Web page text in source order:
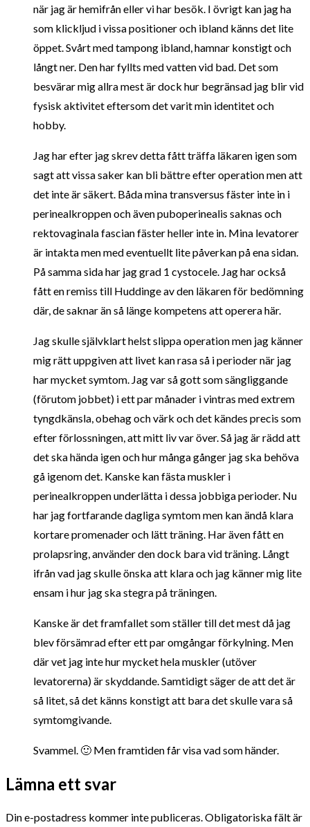
när jag är hemifrån eller vi har besök. I övrigt kan jag ha
som klickljud i vissa positioner och ibland känns det lite
öppet. Svårt med tampong ibland, hamnar konstigt och
långt ner. Den har fyllts med vatten vid bad. Det som
besvärar mig allra mest är dock hur begränsad jag blir vid
fysisk aktivitet eftersom det varit min identitet och
hobby.
Jag har efter jag skrev detta fått träffa läkaren igen som
sagt att vissa saker kan bli bättre efter operation men att
det inte är säkert. Båda mina transversus fäster inte in i
perinealkroppen och även puboperinealis saknas och
rektovaginala fascian fäster heller inte in. Mina levatorer
är intakta men med eventuellt lite påverkan på ena sidan.
På samma sida har jag grad 1 cystocele. Jag har också
fått en remiss till Huddinge av den läkaren för bedömning
där, de saknar än så länge kompetens att operera här.
Jag skulle självklart helst slippa operation men jag känner
mig rätt uppgiven att livet kan rasa så i perioder när jag
har mycket symtom. Jag var så gott som sängliggande
(förutom jobbet) i ett par månader i vintras med extrem
tyngdkänsla, obehag och värk och det kändes precis som
efter förlossningen, att mitt liv var över. Så jag är rädd att
det ska hända igen och hur många gånger jag ska behöva
gå igenom det. Kanske kan fästa muskler i
perinealkroppen underlätta i dessa jobbiga perioder. Nu
har jag fortfarande dagliga symtom men kan ändå klara
kortare promenader och lätt träning. Har även fått en
prolapsring, använder den dock bara vid träning. Långt
ifrån vad jag skulle önska att klara och jag känner mig lite
ensam i hur jag ska stegra på träningen.
Kanske är det framfallet som ställer till det mest då jag
blev försämrad efter ett par omgångar förkylning. Men
där vet jag inte hur mycket hela muskler (utöver
levatorerna) är skyddande. Samtidigt säger de att det är
så litet, så det känns konstigt att bara det skulle vara så
symtomgivande.
Svammel. 🙂 Men framtiden får visa vad som händer.
Lämna ett svar
Din e-postadress kommer inte publiceras.Obligatoriska fält är